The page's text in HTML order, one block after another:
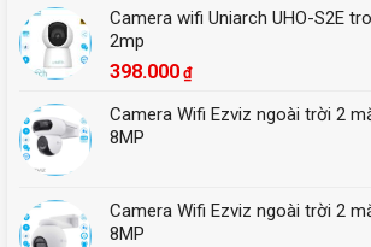
Camera wifi Uniarch UHO-S2E
2mp
398.000 ₫
Camera Wifi Ezviz ngoài trời 2
8MP
Camera Wifi Ezviz ngoài trời 2
8MP